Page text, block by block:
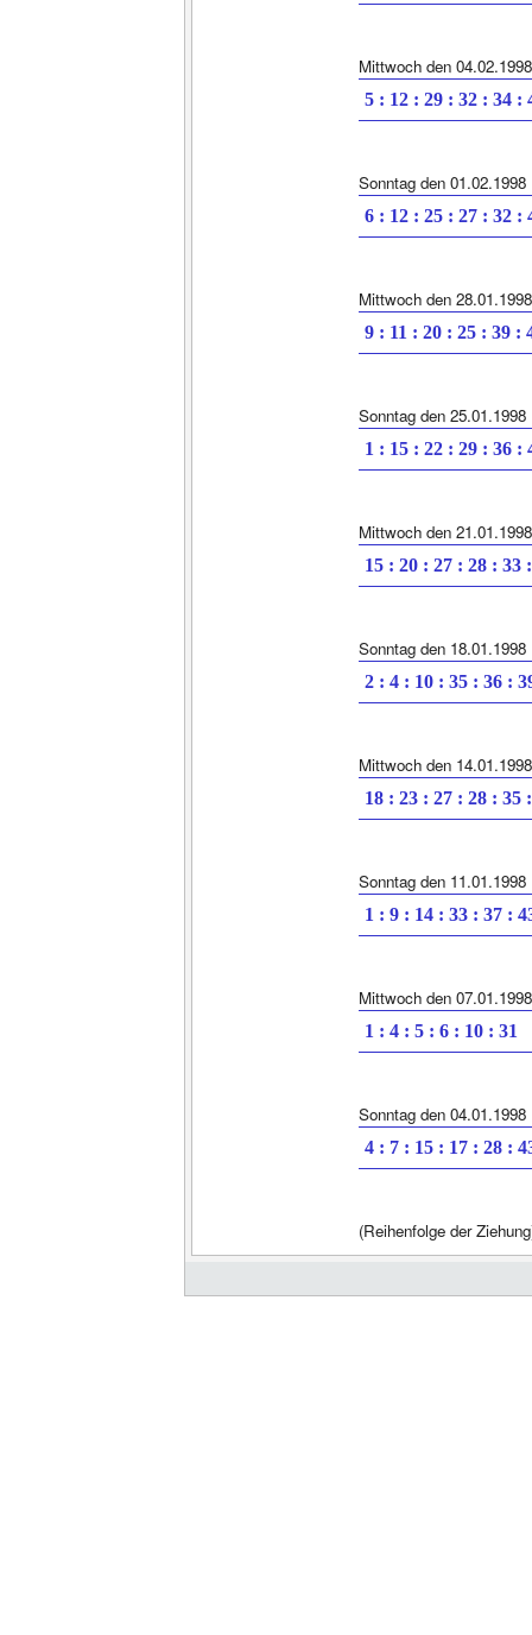
Mittwoch den 04.02.1998
5 : 12 : 29 : 32 : 34 :
Sonntag den 01.02.1998
6 : 12 : 25 : 27 : 32 :
Mittwoch den 28.01.1998
9 : 11 : 20 : 25 : 39 :
Sonntag den 25.01.1998
1 : 15 : 22 : 29 : 36 :
Mittwoch den 21.01.1998
15 : 20 : 27 : 28 : 33
Sonntag den 18.01.1998
2 : 4 : 10 : 35 : 36 :
Mittwoch den 14.01.1998
18 : 23 : 27 : 28 : 35
Sonntag den 11.01.1998
1 : 9 : 14 : 33 : 37 :
Mittwoch den 07.01.1998
1 : 4 : 5 : 6 : 10 : 31
Sonntag den 04.01.1998
4 : 7 : 15 : 17 : 28 :
(Reihenfolge der